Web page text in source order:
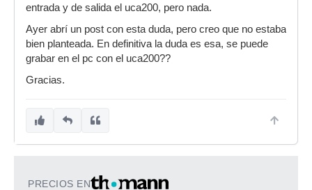
entrada y de salida el uca200, pero nada.
Ayer abrí un post con esta duda, pero creo que no estaba
bien planteada. En definitiva la duda es esa, se puede
grabar en el pc con el uca200??
Gracias.
PRECIOS EN